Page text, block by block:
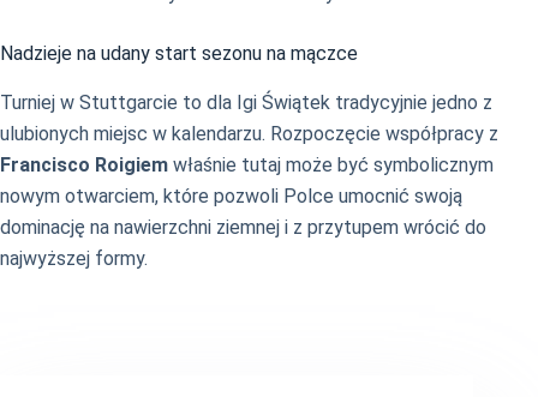
Nadzieje na udany start sezonu na mączce
Turniej w Stuttgarcie to dla Igi Świątek tradycyjnie jedno z
ulubionych miejsc w kalendarzu. Rozpoczęcie współpracy z
Francisco Roigiem właśnie tutaj może być symbolicznym
nowym otwarciem, które pozwoli Polce umocnić swoją
dominację na nawierzchni ziemnej i z przytupem wrócić do
najwyższej formy.